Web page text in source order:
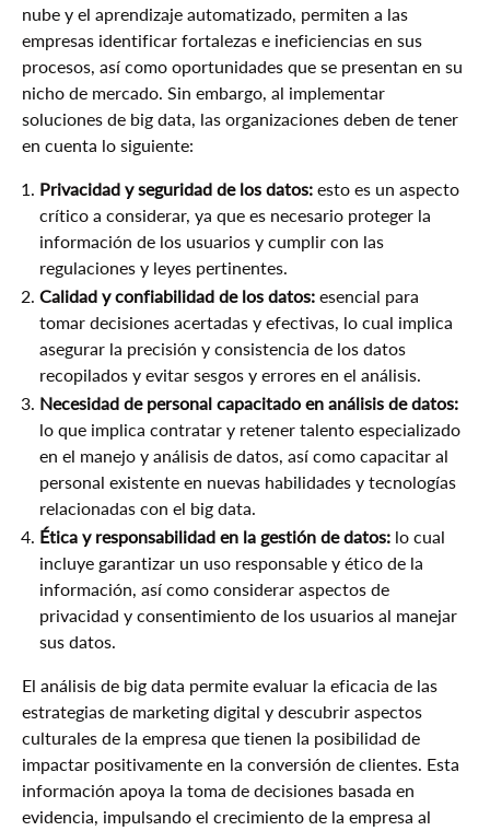
nube y el aprendizaje automatizado, permiten a las
empresas identificar fortalezas e ineficiencias en sus
procesos, así como oportunidades que se presentan en su
nicho de mercado. Sin embargo, al implementar
soluciones de big data, las organizaciones deben de tener
en cuenta lo siguiente:
Privacidad y seguridad de los datos: esto es un aspecto
crítico a considerar, ya que es necesario proteger la
información de los usuarios y cumplir con las
regulaciones y leyes pertinentes.
Calidad y confiabilidad de los datos: esencial para
tomar decisiones acertadas y efectivas, lo cual implica
asegurar la precisión y consistencia de los datos
recopilados y evitar sesgos y errores en el análisis.
Necesidad de personal capacitado en análisis de datos:
lo que implica contratar y retener talento especializado
en el manejo y análisis de datos, así como capacitar al
personal existente en nuevas habilidades y tecnologías
relacionadas con el big data.
Ética y responsabilidad en la gestión de datos: lo cual
incluye garantizar un uso responsable y ético de la
información, así como considerar aspectos de
privacidad y consentimiento de los usuarios al manejar
sus datos.
El análisis de big data permite evaluar la eficacia de las
estrategias de marketing digital y descubrir aspectos
culturales de la empresa que tienen la posibilidad de
impactar positivamente en la conversión de clientes. Esta
información apoya la toma de decisiones basada en
evidencia, impulsando el crecimiento de la empresa al